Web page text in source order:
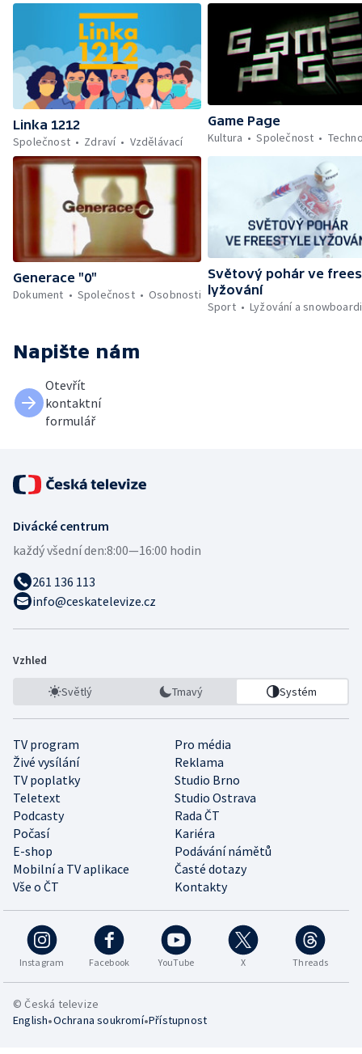
Linka 1212
Společnost
Zdraví Vzdělávací
Game Page
Kultura
Společnost
Generace "0"
Dokument
Společnost Osobnosti
Světový pohár ve
lyžování
Sport
Lyžování a
Napište nám
Otevřít
kontaktní
formulář
Divácké centrum
každý všední den:8:00—16:00 hodin
261 136 113
info@ceskatelevize.cz
Vzhled
Světlý Tmavý Systém
TV program
Pro média
Živé vysílání
Reklama
TV poplatky
Studio Brno
Teletext
Studio Ostrava
Podcasty
Rada ČT
Počasí
Kariéra
E-shop
Podávání námětů
Mobilní a TV aplikace
Časté dotazy
Vše o ČT
Kontakty
Instagram Facebook YouTube X Threads
© Česká televize
English•Ochrana soukromí•Přístupnost